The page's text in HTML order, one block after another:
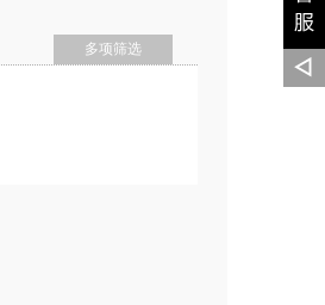
多项筛选